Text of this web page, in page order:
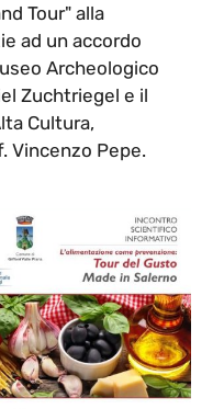
Tour" alla
ad un accordo
Archeologico
Zuchtriegel e il
Cultura,
Vincenzo Pepe.